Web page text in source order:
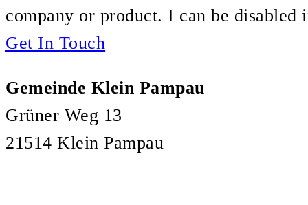
company or product. I can be disabled
Get In Touch
Gemeinde Klein Pampau
Grüner Weg 13
21514 Klein Pampau